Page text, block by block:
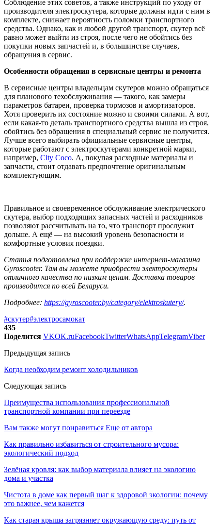
Соблюдение этих советов, а также инструкций по уходу от
производителя электроскутера, которые должны идти с ним в
комплекте, снижает вероятность поломки транспортного
средства. Однако, как и любой другой транспорт, скутер всё
равно может выйти из строя, после чего не обойтись без
покупки новых запчастей и, в большинстве случаев,
обращения в сервис.
Особенности обращения в сервисные центры и ремонта
В сервисные центры владельцам скутеров можно обращаться
для планового техобслуживания — такого, как замеры
параметров батареи, проверка тормозов и амортизаторов.
Хотя проверить их состояние можно и своими силами. А вот,
если какая-то деталь транспортного средства вышла из строя,
обойтись без обращения в специальный сервис не получится.
Лучше всего выбирать официальные сервисные центры,
которые работают с электроскутерами конкретной марки,
например, City Coco. А, покупая расходные материалы и
запчасти, стоит отдавать предпочтение оригинальным
комплектующим.
Правильное и своевременное обслуживание электрического
скутера, выбор подходящих запасных частей и расходников
позволяют рассчитывать на то, что транспорт прослужит
дольше. А ещё — на высокий уровень безопасности и
комфортные условия поездки.
Статья подготовлена при поддержке интернет-магазина
Gyroscooter. Там вы можете приобрести электроскутеры
отличного качества по низким ценам. Доставка товаров
производится по всей Беларуси.
Подробнее: https://gyroscooter.by/category/elektroskutery/.
#скутер#электросамокат
435
Поделится VKOK.ruFacebookTwitterWhatsAppTelegramViber
Предыдущая запись
Когда необходим ремонт холодильников
Следующая запись
Преимущества использования профессиональной
транспортной компании при переезде
Вам также могут понравиться Еще от автора
Как правильно избавиться от строительного мусора:
экологический подход
Зелёная кровля: как выбор материала влияет на экологию
дома и участка
Чистота в доме как первый шаг к здоровой экологии: почему
это важнее, чем кажется
Как старая крыша загрязняет окружающую среду: путь от